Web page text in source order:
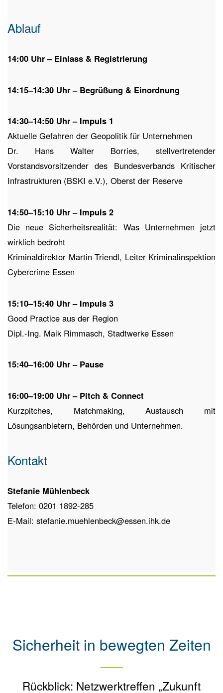
Ablauf
14:00 Uhr – Einlass & Registrierung
14:15–14:30 Uhr – Begrüßung & Einordnung
14:30–14:50 Uhr – Impuls 1
Aktuelle Gefahren der Geopolitik für Unternehmen
Dr. Hans Walter Borries, stellvertretender
Vorstandsvorsitzender des Bundesverbands Kritischer
Infrastrukturen (BSKI e.V.), Oberst der Reserve
14:50–15:10 Uhr – Impuls 2
Die neue Sicherheitsrealität: Was Unternehmen jetzt
wirklich bedroht
Kriminaldirektor Martin Triendl, Leiter Kriminalinspektion
Cybercrime Essen
15:10–15:40 Uhr – Impuls 3
Good Practice aus der Region
Dipl.-Ing. Maik Rimmasch, Stadtwerke Essen
15:40–16:00 Uhr – Pause
16:00–19:00 Uhr – Pitch & Connect
Kurzpitches, Matchmaking, Austausch mit
Lösungsanbietern, Behörden und Unternehmen.
Kontakt
Stefanie Mühlenbeck
Telefon: 0201 1892-285
E-Mail: stefanie.muehlenbeck@essen.ihk.de
Sicherheit in bewegten Zeiten
Rückblick: Netzwerktreffen „Zukunft